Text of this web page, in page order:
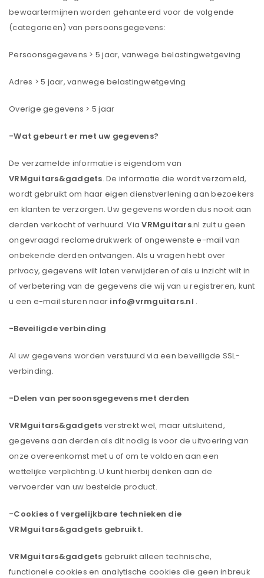
bewaartermijnen worden gehanteerd voor de volgende
(categorieën) van persoonsgegevens:
Persoonsgegevens > 5 jaar, vanwege belastingwetgeving
Adres > 5 jaar, vanwege belastingwetgeving
Overige gegevens > 5 jaar
-Wat gebeurt er met uw gegevens?
De verzamelde informatie is eigendom van
VRMguitars&gadgets. De informatie die wordt verzameld,
wordt gebruikt om haar eigen dienstverlening aan bezoekers
en klanten te verzorgen. Uw gegevens worden dus nooit aan
derden verkocht of verhuurd. ViaVRMguitars.nl zult u geen
ongevraagd reclamedrukwerk of ongewenste e-mail van
onbekende derden ontvangen. Als u vragen hebt over
privacy, gegevens wilt laten verwijderen of als u inzicht wilt in
of verbetering van de gegevens die wij van u registreren, kunt
u een e-mail sturen naar info@vrmguitars.nl .
-Beveiligde verbinding
Al uw gegevens worden verstuurd via een beveiligde SSL-
verbinding.
-Delen van persoonsgegevens met derden
VRMguitars&gadgets verstrekt wel, maar uitsluitend,
gegevens aan derden als dit nodig is voor de uitvoering van
onze overeenkomst met u of om te voldoen aan een
wettelijke verplichting. U kunt hierbij denken aan de
vervoerder van uw bestelde product.
-Cookies of vergelijkbare technieken die
VRMguitars&gadgets gebruikt.
VRMguitars&gadgets gebruikt alleen technische,
functionele cookies en analytische cookies die geen inbreuk